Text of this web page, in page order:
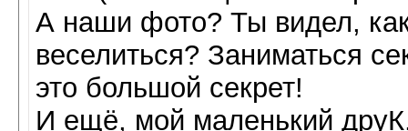
А наши фото? Ты видел,
веселиться? Заниматься
это большой секрет!
И ещё, мой маленький